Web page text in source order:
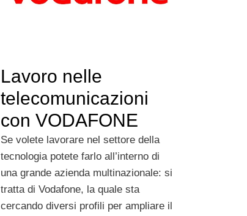
Lavoro nelle
telecomunicazioni
con VODAFONE
Se volete lavorare nel settore della
tecnologia potete farlo all’interno di
una grande azienda multinazionale: si
tratta di Vodafone, la quale sta
cercando diversi profili per ampliare il